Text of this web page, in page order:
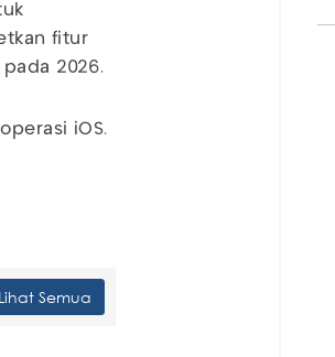
fitur
2026.
iOS.
Lihat Semua